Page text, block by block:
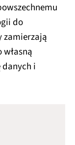
do
zamierzają
i